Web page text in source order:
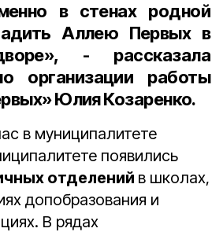
в стенах родной
Аллею Первых в
- рассказала
организации работы
Юлия Козаренко.
в муниципалитете
появились
отделений в школах,
допобразования и
В рядах